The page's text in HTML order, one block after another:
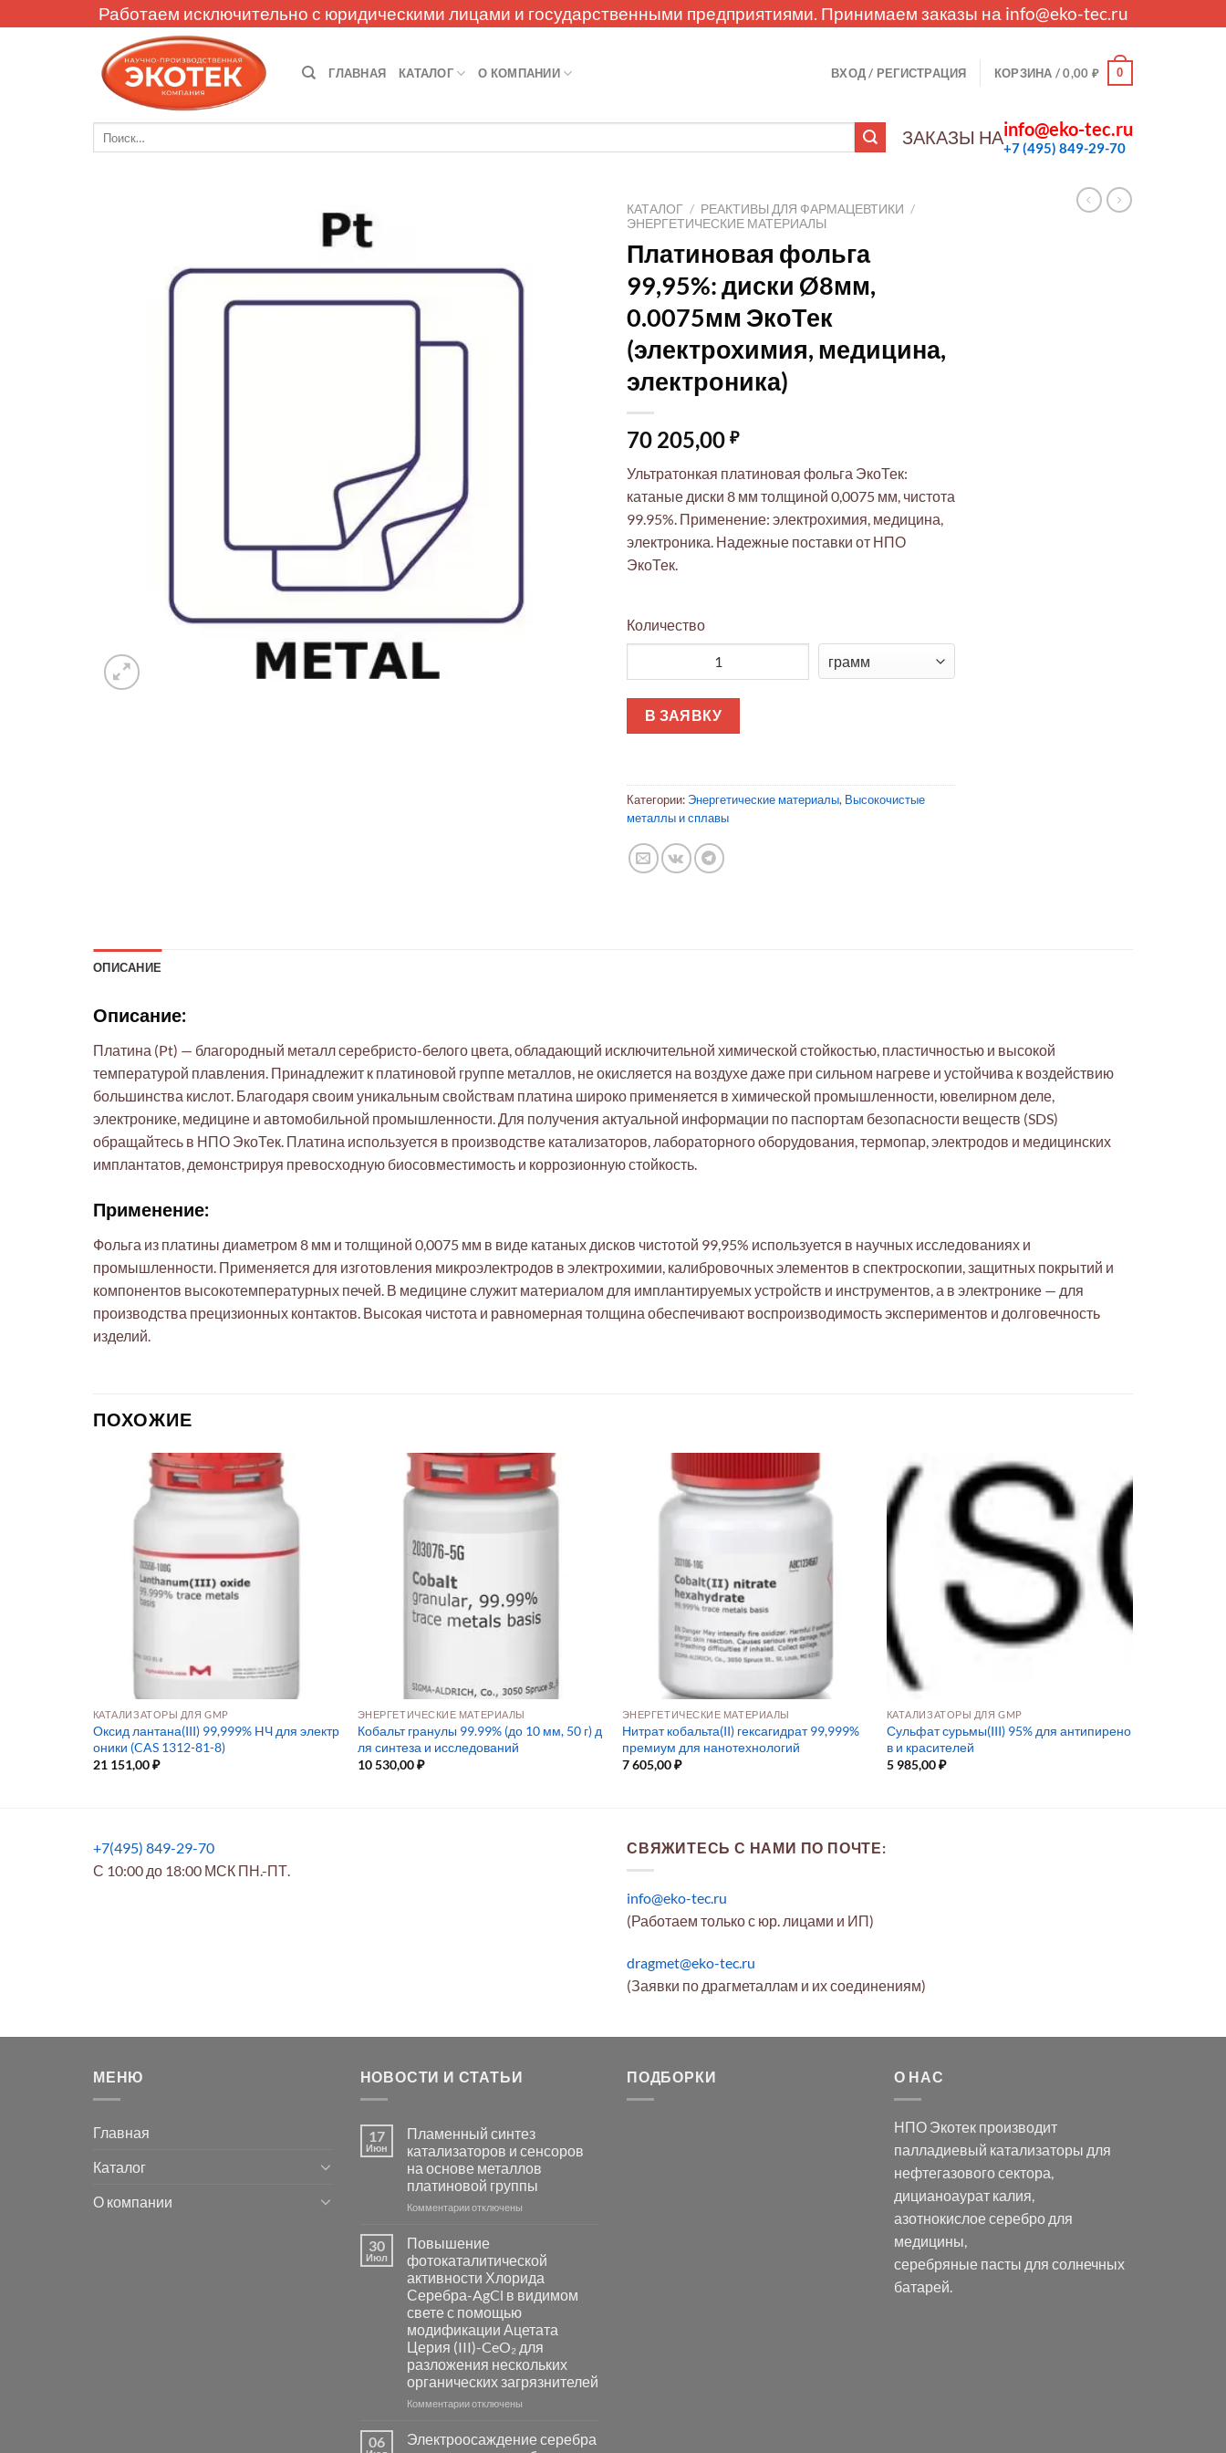
to
Работаем исключительно с юридическими лицами и государственными предприятиями. Принимаем заказы на info@eko-tec.ru
ГЛАВНАЯ КАТАЛОГ О КОМПАНИИ ВХОД / РЕГИСТРАЦИЯ КОРЗИНА /0,00 ₽ 0
ЗАКАЗЫ НАinfo@eko-tec.ru
+7 (495) 849-29-70
КАТАЛОГ / РЕАКТИВЫ ДЛЯ ФАРМАЦЕВТИКИ /
ЭНЕРГЕТИЧЕСКИЕ МАТЕРИАЛЫ
Платиновая фольга
99,95%: диски Ø8мм,
0.0075мм ЭкоТек
(электрохимия, медицина,
электроника)
70 205,00 ₽
Ультратонкая платиновая фольга ЭкоТек:
катаные диски 8 мм толщиной 0,0075 мм, чистота
99.95%. Применение: электрохимия, медицина,
электроника. Надежные поставки от НПО
ЭкоТек.
Количество
В ЗАЯВКУ
Категории: Энергетические материалы, Высокочистые
металлы и сплавы
ОПИСАНИЕ
Описание:
Платина (Pt) — благородный металл серебристо-белого цвета, обладающий исключительной химической стойкостью, пластичностью и высокой
температурой плавления. Принадлежит к платиновой группе металлов, не окисляется на воздухе даже при сильном нагреве и устойчива к воздействию
большинства кислот. Благодаря своим уникальным свойствам платина широко применяется в химической промышленности, ювелирном деле,
электронике, медицине и автомобильной промышленности. Для получения актуальной информации по паспортам безопасности веществ (SDS)
обращайтесь в НПО ЭкоТек. Платина используется в производстве катализаторов, лабораторного оборудования, термопар, электродов и медицинских
имплантатов, демонстрируя превосходную биосовместимость и коррозионную стойкость.
Применение:
Фольга из платины диаметром 8 мм и толщиной 0,0075 мм в виде катаных дисков чистотой 99,95% используется в научных исследованиях и
промышленности. Применяется для изготовления микроэлектродов в электрохимии, калибровочных элементов в спектроскопии, защитных покрытий и
компонентов высокотемпературных печей. В медицине служит материалом для имплантируемых устройств и инструментов, а в электронике — для
производства прецизионных контактов. Высокая чистота и равномерная толщина обеспечивают воспроизводимость экспериментов и долговечность
изделий.
ПОХОЖИЕ
КАТАЛИЗАТОРЫ ДЛЯ GMP
Оксид лантана(III) 99,999% HЧ для электр
оники (CAS 1312-81-8)
21 151,00₽
ЭНЕРГЕТИЧЕСКИЕ МАТЕРИАЛЫ
Кобальт гранулы 99.99% (до 10 мм, 50 г) д
ля синтеза и исследований
10 530,00₽
ЭНЕРГЕТИЧЕСКИЕ МАТЕРИАЛЫ
Нитрат кобальта(II) гексагидрат 99,999%
премиум для нанотехнологий
7 605,00₽
КАТАЛИЗАТОРЫ ДЛЯ GMP
Сульфат сурьмы(III) 95% для антипирено
в и красителей
5 985,00₽
+7(495) 849-29-70
С 10:00 до 18:00 МСК ПН.-ПТ.
СВЯЖИТЕСЬ С НАМИ ПО ПОЧТЕ:
info@eko-tec.ru
(Работаем только с юр. лицами и ИП)
dragmet@eko-tec.ru
(Заявки по драгметаллам и их соединениям)
МЕНЮ
Главная
Каталог
О компании
НОВОСТИ И СТАТЬИ
17
Июн
Пламенный синтез
катализаторов и сенсоров
на основе металлов
платиновой группы
Комментариик
синтез
катализаторов
и
сенсоров
на
основе
металлов
платиновой
группы
отключены
30
Июл
Повышение
фотокаталитической
активности Хлорида
Серебра-AgCl в видимом
свете с помощью
модификации Ацетата
Церия (III)-CeO₂ для
разложения нескольких
органических загрязнителей
Комментариик
фотокаталитической
отключены
06
Электроосаждение серебра
ПОДБОРКИ О НАС
НПО Экотек производит
палладиевый катализаторы для
нефтегазового сектора,
дицианоаурат калия,
азотнокислое серебродля
медицины,
серебряные пасты для солнечных
батарей.